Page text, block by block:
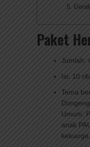
Paket
Jumlah:
Isi: 10
Tema
Umum,
anak
keluarga.